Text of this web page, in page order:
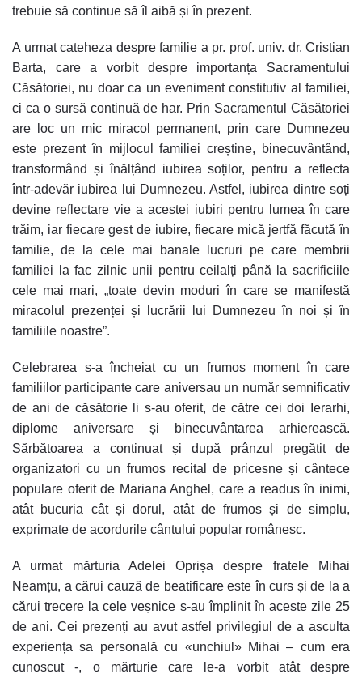
trebuie să continue să îl aibă și în prezent.
A urmat cateheza despre familie a pr. prof. univ. dr. Cristian
Barta, care a vorbit despre importanța Sacramentului
Căsătoriei, nu doar ca un eveniment constitutiv al familiei,
ci ca o sursă continuă de har. Prin Sacramentul Căsătoriei
are loc un mic miracol permanent, prin care Dumnezeu
este prezent în mijlocul familiei creștine, binecuvântând,
transformând și înălțând iubirea soților, pentru a reflecta
într-adevăr iubirea lui Dumnezeu. Astfel, iubirea dintre soți
devine reflectare vie a acestei iubiri pentru lumea în care
trăim, iar fiecare gest de iubire, fiecare mică jertfă făcută în
familie, de la cele mai banale lucruri pe care membrii
familiei la fac zilnic unii pentru ceilalți până la sacrificiile
cele mai mari, „toate devin moduri în care se manifestă
miracolul prezenței și lucrării lui Dumnezeu în noi și în
familiile noastre”.
Celebrarea s-a încheiat cu un frumos moment în care
familiilor participante care aniversau un număr semnificativ
de ani de căsătorie li s-au oferit, de către cei doi Ierarhi,
diplome aniversare și binecuvântarea arhierească.
Sărbătoarea a continuat și după prânzul pregătit de
organizatori cu un frumos recital de pricesne și cântece
populare oferit de Mariana Anghel, care a readus în inimi,
atât bucuria cât și dorul, atât de frumos și de simplu,
exprimate de acordurile cântului popular românesc.
A urmat mărturia Adelei Oprișa despre fratele Mihai
Neamțu, a cărui cauză de beatificare este în curs și de la a
cărui trecere la cele veșnice s-au împlinit în aceste zile 25
de ani. Cei prezenți au avut astfel privilegiul de a asculta
experiența sa personală cu «unchiul» Mihai – cum era
cunoscut -, o mărturie care le-a vorbit atât despre